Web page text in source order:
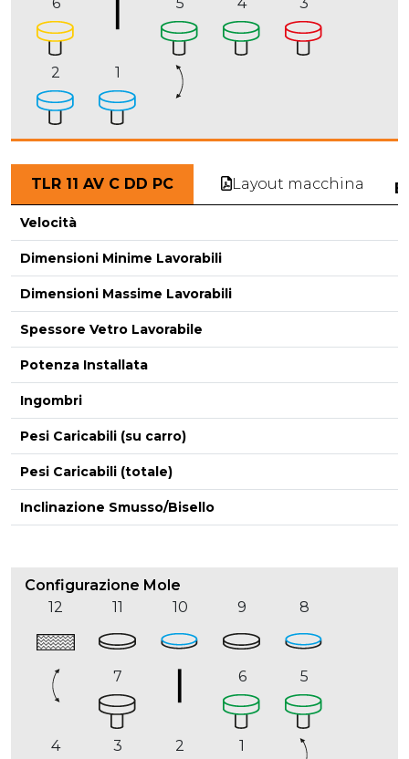
2 1
TLR 11 AV C DD PC Layout macchina
Velocità
Dimensioni Minime Lavorabili
Dimensioni Massime Lavorabili
Spessore Vetro Lavorabile
Potenza Installata
Ingombri
Pesi Caricabili (su carro)
Pesi Caricabili (totale)
Inclinazione Smusso/Bisello
Configurazione Mole
12
11 10 9 8
7 6 5
4 3 2 1